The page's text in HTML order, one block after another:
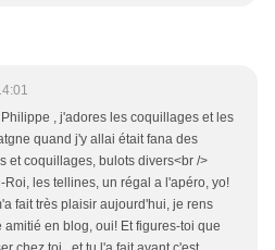
, j'adores les coquillages et les
quand j'y allai était fana des
et coquillages, bulots divers<br />
Roi, les tellines, un régal a l'apéro, yo!
fait très plaisir aujourd'hui, je rens
amitié en blog, oui! Et figures-toi que